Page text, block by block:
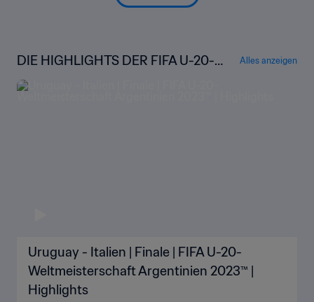
DIE HIGHLIGHTS DER FIFA U-20-
WELTMEISTERSCHAFT ARGENTIN
IEN 2023™
Alles anzeigen
Uruguay - Italien | Finale | FIFA U-20-
Weltmeisterschaft Argentinien 2023™ |
Highlights